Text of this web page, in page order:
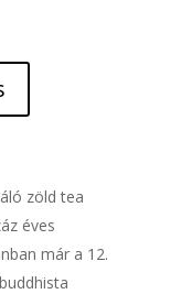
zöld tea
éves
már a 12.